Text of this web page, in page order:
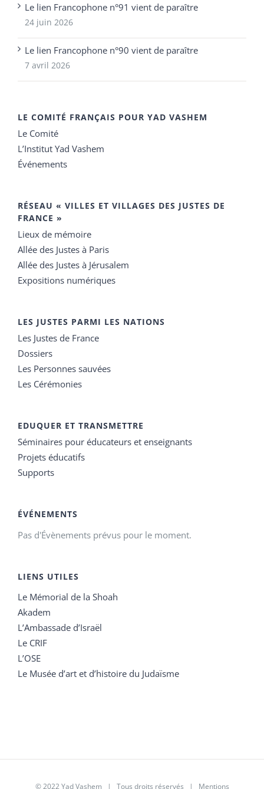
Le lien Francophone n°91 vient de paraître
24 juin 2026
Le lien Francophone n°90 vient de paraître
7 avril 2026
LE COMITÉ FRANÇAIS POUR YAD VASHEM
Le Comité
L’Institut Yad Vashem
Événements
RÉSEAU « VILLES ET VILLAGES DES JUSTES DE
FRANCE »
Lieux de mémoire
Allée des Justes à Paris
Allée des Justes à Jérusalem
Expositions numériques
LES JUSTES PARMI LES NATIONS
Les Justes de France
Dossiers
Les Personnes sauvées
Les Cérémonies
EDUQUER ET TRANSMETTRE
Séminaires pour éducateurs et enseignants
Projets éducatifs
Supports
ÉVÉNEMENTS
Pas d'Évènements prévus pour le moment.
LIENS UTILES
Le Mémorial de la Shoah
Akadem
L’Ambassade d’Israël
Le CRIF
L’OSE
Le Musée d’art et d’histoire du Judaïsme
© 2022 Yad Vashem | Tous droits réservés | Mentions